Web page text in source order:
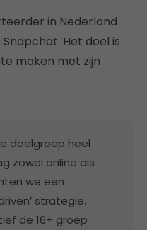
in Nederland
Het doel is
maken met zijn
doelgroep heel
zowel online als
we een
strategie.
de 16+ groep